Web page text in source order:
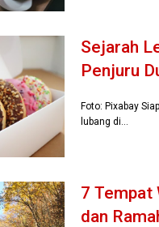
Sejarah
Penjuru
Foto: Pixabay
lubang di…
7 Tempat
dan